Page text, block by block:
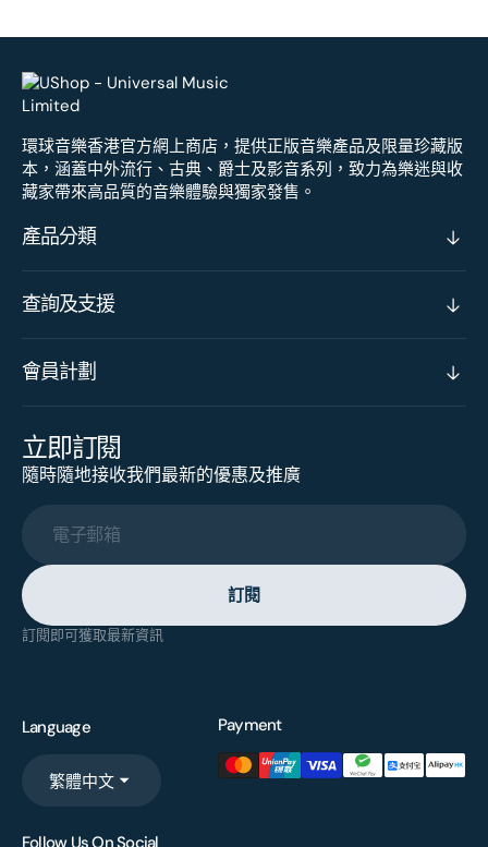
環球音樂香港官方網上商店，提供正版音樂產品及限量珍藏版
本，涵蓋中外流行、古典、爵士及影音系列，致力為樂迷與收
藏家帶來高品質的音樂體驗與獨家發售。
產品分類
查詢及支援
會員計劃
立即訂閱
隨時隨地接收我們最新的優惠及推廣
電子郵箱
訂閱
訂閱即可獲取最新資訊
Language
繁體中文
Payment
Follow Us On Social